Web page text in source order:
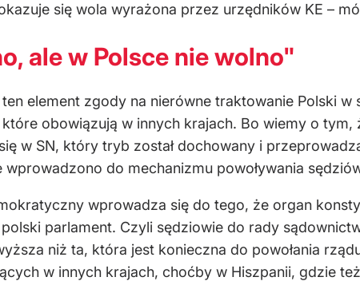
się wola wyrażona przez urzędników KE –
ale w Polsce nie wolno"
element zgody na nierówne traktowanie Polski
obowiązują w innych krajach. Bo wiemy o tym,
w SN, który tryb został dochowany i
do mechanizmu powoływania
wprowadza się do tego, że organ
parlament. Czyli sędziowie do rady
niż ta, która jest konieczna do powołania
w innych krajach, choćby w Hiszpanii, gdzie